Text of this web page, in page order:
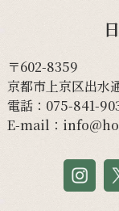
〒602-8359
京都市上京区出水
電話： 075-841-
E-mail：